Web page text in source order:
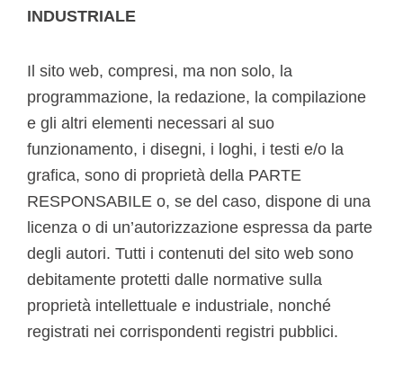
INDUSTRIALE
Il sito web, compresi, ma non solo, la
programmazione, la redazione, la compilazione
e gli altri elementi necessari al suo
funzionamento, i disegni, i loghi, i testi e/o la
grafica, sono di proprietà della PARTE
RESPONSABILE o, se del caso, dispone di una
licenza o di un’autorizzazione espressa da parte
degli autori. Tutti i contenuti del sito web sono
debitamente protetti dalle normative sulla
proprietà intellettuale e industriale, nonché
registrati nei corrispondenti registri pubblici.